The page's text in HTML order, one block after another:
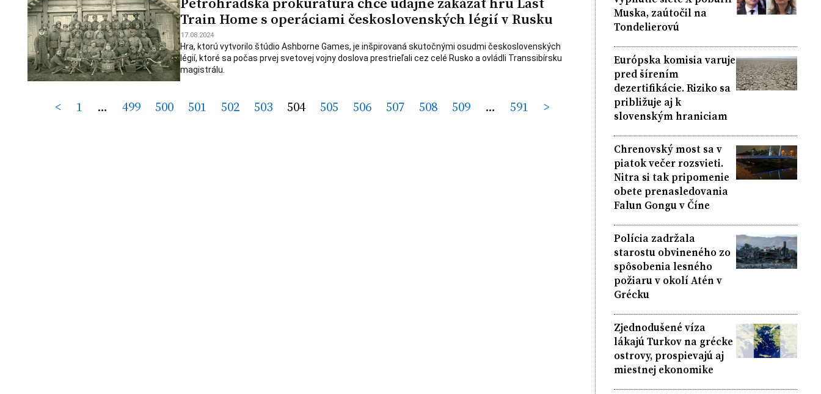
Train Home s operáciami československých légií v Rusku
17.08.2024
Hra, ktorú vytvorilo štúdio Ashborne Games, je inšpirovaná skutočnými osudmi československých
légií, ktoré sa počas prvej svetovej vojny doslova prestrieľali cez celé Rusko a ovládli Transsibírsku
magistrálu.
Posts
< 1 … 499 500 501 502 503 504 505 506 507 508 509 … 591 >
Muska, zaútočil na
Tondelierovú
Európska komisia varuje
pred šírením
dezertifikácie. Riziko sa
približuje aj k
slovenským hraniciam
Chrenovský most sa v
piatok večer rozsvieti.
Nitra si tak pripomenie
obete prenasledovania
Falun Gongu v Číne
Polícia zadržala
starostu obvineného zo
spôsobenia lesného
požiaru v okolí Atén v
Grécku
Zjednodušené víza
lákajú Turkov na grécke
ostrovy, prospievajú aj
miestnej ekonomike